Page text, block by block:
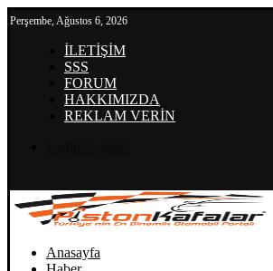
Perşembe, Ağustos 6, 2026
İLETİŞİM
SSS
FORUM
HAKKIMIZDA
REKLAM VERİN
Anasayfa